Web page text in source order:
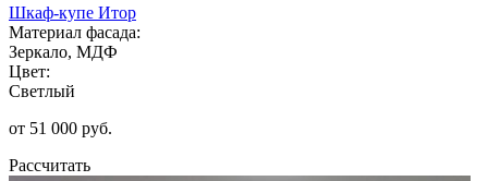
Шкаф-купе Итор
Материал фасада:
Зеркало, МДФ
Цвет:
Светлый
от 51 000 руб.
Рассчитать